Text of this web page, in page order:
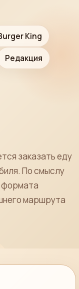
King
Редакция
заказать еду
По смыслу
формата
маршрута